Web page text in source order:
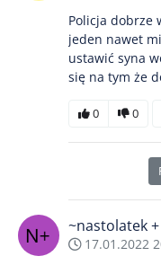
Policja dobrze
jeden nawet
ustawić syna
się na tym że
0 0
~nastolatek +
17.01.2022